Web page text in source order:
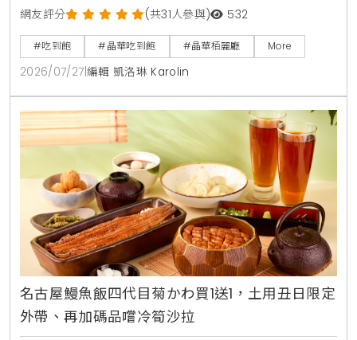
及甜蝦鮭魚親子丼等十數款日本街邊美食，搭配日本四
大生啤無限暢飲，下載晶華會APP領取折價券，4人同
行最高可折抵1000元，是暑假聚餐首選。
網友評分 (共31人參與) 532
#吃到飽 #晶華吃到飽 #晶華栢麗廳 More
2026/07/27 編輯 凱洛琳 Karolin
名古屋鰻魚飯四代目菊かわ買1送1，土用丑日限定
外帶、再加碼品嚐冷筍沙拉